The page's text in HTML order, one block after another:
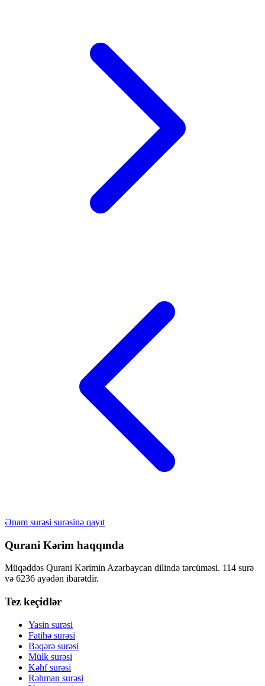
Ənam surəsi surəsinə qayıt
Qurani Kərim haqqında
Müqəddəs Qurani Kərimin Azərbaycan dilində tərcüməsi. 114 surə
və 6236 ayədən ibarətdir.
Tez keçidlər
Yasin surəsi
Fatihə surəsi
Bəqərə surəsi
Mülk surəsi
Kəhf surəsi
Rəhman surəsi